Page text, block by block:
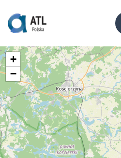
+
−